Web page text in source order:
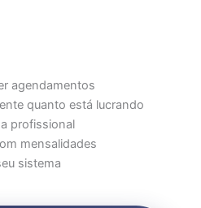
agendamentos
quanto está lucrando
profissional
mensalidades
sistema